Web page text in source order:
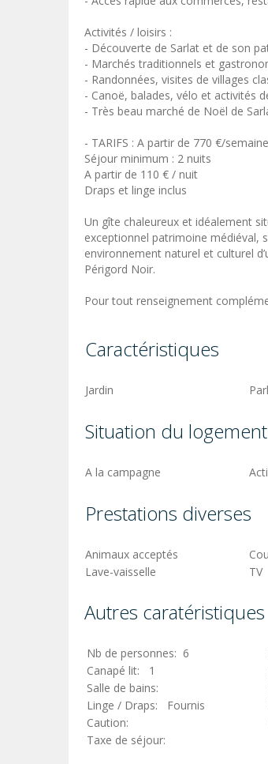
Activités / loisirs :
- Découverte de Sarlat et de son
- Marchés traditionnels et
- Randonnées, visites de villages
- Canoë, balades, vélo et activités
- Très beau marché de Noël de
- TARIFS : A partir de 770 €/semaine
Séjour minimum : 2 nuits
A partir de 110 € / nuit
Draps et linge inclus
Un gîte chaleureux et idéalement
exceptionnel patrimoine médiéval,
environnement naturel et culturel
Périgord Noir.
Pour tout renseignement
Caractéristiques
Jardin
Situation du logement
A la campagne
Prestations diverses
Animaux acceptés
Lave-vaisselle
TV
Autres caratéristiques
Nb de personnes: 6
Canapé lit: 1
Salle de bains:
Linge / Draps: Fournis
Caution:
Taxe de séjour: